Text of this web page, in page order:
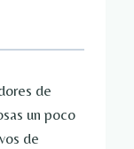
de
un poco
de